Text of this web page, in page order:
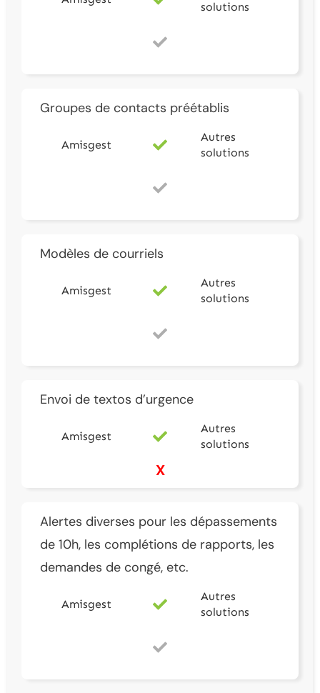
solutions
Groupes de contacts préétablis
Amisgest
Autres
solutions
Modèles de courriels
Amisgest
Autres
solutions
Envoi de textos d’urgence
Amisgest
Autres
solutions
X
Alertes diverses pour les dépassements
de 10h, les complétions de rapports, les
demandes de congé, etc.
Amisgest
Autres
solutions